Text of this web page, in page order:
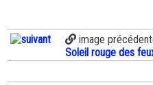
image
Soleil rouge des